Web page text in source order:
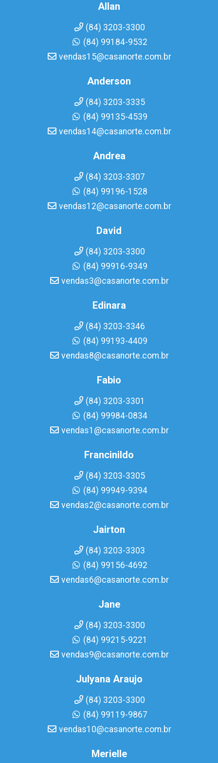
Allan
(84) 3203-3300
(84) 99184-9532
vendas15@casanorte.com.br
Anderson
(84) 3203-3335
(84) 99135-4539
vendas14@casanorte.com.br
Andrea
(84) 3203-3307
(84) 99196-1528
vendas12@casanorte.com.br
David
(84) 3203-3300
(84) 99916-9349
vendas3@casanorte.com.br
Edinara
(84) 3203-3346
(84) 99193-4409
vendas8@casanorte.com.br
Fabio
(84) 3203-3301
(84) 99984-0834
vendas1@casanorte.com.br
Francinildo
(84) 3203-3305
(84) 99949-9394
vendas2@casanorte.com.br
Jairton
(84) 3203-3303
(84) 99156-4692
vendas6@casanorte.com.br
Jane
(84) 3203-3300
(84) 99215-9221
vendas9@casanorte.com.br
Julyana Araujo
(84) 3203-3300
(84) 99119-9867
vendas10@casanorte.com.br
Merielle